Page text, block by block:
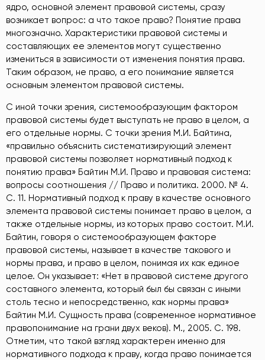
ядро, основной элемент правовой системы, сразу
возникает вопрос: а что такое право? Понятие права
многозначно. Характеристики правовой системы и
составляющих ее элементов могут существенно
измениться в зависимости от изменения понятия права.
Таким образом, не право, а его понимание является
основным элементом правовой системы.
С иной точки зрения, системообразующим фактором
правовой системы будет выступать не право в целом, а
его отдельные нормы. С точки зрения М.И. Байтина,
«правильно объяснить систематизирующий элемент
правовой системы позволяет нормативный подход к
понятию права» Байтин М.И. Право и правовая система:
вопросы соотношения // Право и политика. 2000. № 4.
С. 11. Нормативный подход к праву в качестве основного
элемента правовой системы понимает право в целом, а
также отдельные нормы, из которых право состоит. М.И.
Байтин, говоря о системообразующем факторе
правовой системы, называет в качестве такового и
нормы права, и право в целом, понимая их как единое
целое. Он указывает: «Нет в правовой системе другого
составного элемента, который был бы связан с иными
столь тесно и непосредственно, как нормы права»
Байтин М.И. Сущность права (современное нормативное
правопонимание на грани двух веков). М., 2005. С. 198.
Отметим, что такой взгляд характерен именно для
нормативного подхода к праву, когда право понимается